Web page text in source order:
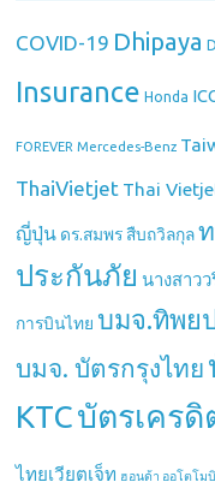
COVID-19 Dhipaya
Insurance Honda
FOREVER Mercedes-Benz
ThaiVietjet Thai
ญี่ปุ่น ดร.สมพร สืบถวิลกุล
ประกันภัย นางสาว
การบินไทย บมจ.ทิพย
บมจ. บัตรกรุงไทย
KTCบัตรเคร
ไทยเวียตเจ็ท ฮอนด้า ออโตโม